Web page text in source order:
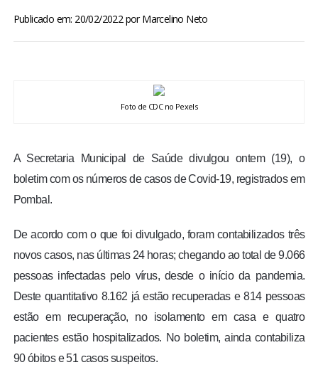
BRASIL
ENTRETENIMENTO
ENQUETE
TV LPB
FOTOS
COLUNISTAS
Publicado em: 20/02/2022porMarcelino Neto
Foto de CDC no Pexels
A Secretaria Municipal de Saúde divulgou ontem (19), o
boletim com os números de casos de Covid-19, registrados em
Pombal.
De acordo com o que foi divulgado, foram contabilizados três
novos casos, nas últimas 24 horas; chegando ao total de 9.066
pessoas infectadas pelo vírus, desde o início da pandemia.
Deste quantitativo 8.162 já estão recuperadas e 814 pessoas
estão em recuperação, no isolamento em casa e quatro
pacientes estão hospitalizados. No boletim, ainda contabiliza
90 óbitos e 51 casos suspeitos.